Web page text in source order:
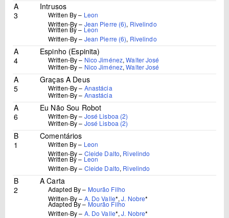
A
3
Intrusos
Written By – Leon
Written-By – Jean Pierre (6), Rivelindo
Written By – Leon
Written-By – Jean Pierre (6), Rivelindo
A
4
Espinho (Espinita)
Written-By – Nico Jiménez,Walter José
Written-By – Nico Jiménez,Walter José
A
5
Graças A Deus
Written-By – Anastácia
Written-By – Anastácia
A
6
Eu Não Sou Robot
Written-By – José Lisboa (2)
Written-By – José Lisboa (2)
B
1
Comentários
Written By – Leon
Written-By – Cleide Dalto, Rivelindo
Written By – Leon
Written-By – Cleide Dalto, Rivelindo
B
2
A Carta
Adapted By – Mourão Filho
Written-By – A. Do Valle*,J. Nobre*
Adapted By –Mourão Filho
Written-By – A. Do Valle*,J. Nobre*